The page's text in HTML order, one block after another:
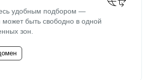
удобным подбором —
быть свободно в одной
зон.